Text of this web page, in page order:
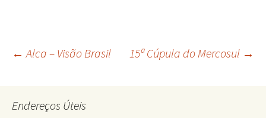
Navegação
de
← Alca – Visão Brasil 15ª Cúpula do Mercosul →
Endereços Úteis